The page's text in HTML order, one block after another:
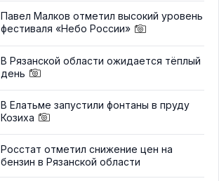
Павел Малков отметил высокий уровень
фестиваля «Небо России»
В Рязанской области ожидается тёплый
день
В Елатьме запустили фонтаны в пруду
Козиха
Росстат отметил снижение цен на
бензин в Рязанской области